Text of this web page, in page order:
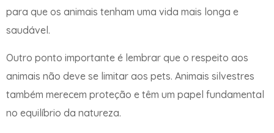
para que os animais tenham uma vida mais longa e
saudável.
Outro ponto importante é lembrar que o respeito aos
animais não deve se limitar aos pets. Animais silvestres
também merecem proteção e têm um papel fundamental
no equilíbrio da natureza.